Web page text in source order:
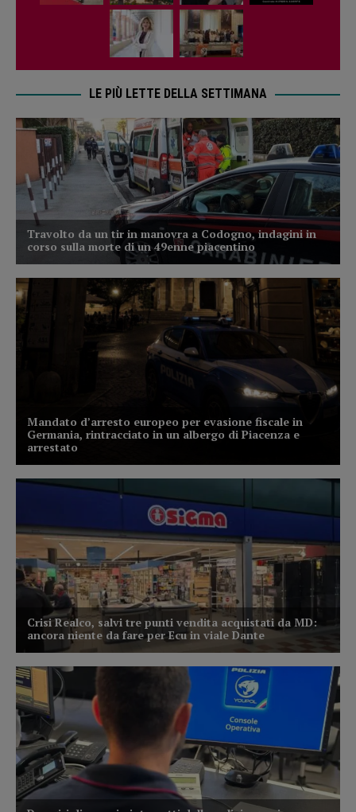
LE PIÙ LETTE DELLA SETTIMANA